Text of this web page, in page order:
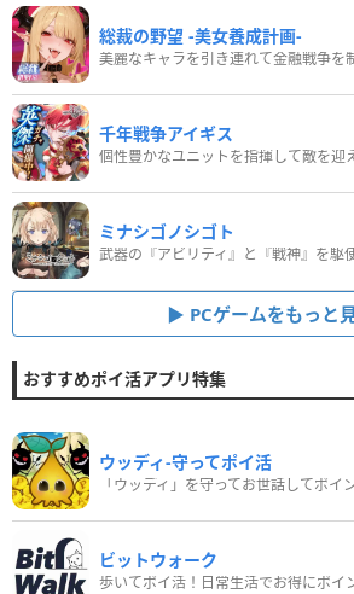
総裁の野望 -美女養成計画-
美麗なキャラを引き連れて金融戦争を
千年戦争アイギス
個性豊かなユニットを指揮して敵を迎
ミナシゴノシゴト
PCゲームをもっと
おすすめポイ活アプリ特集
ウッディ‐守ってポイ活
「ウッディ」を守ってお世話してポイ
ビットウォーク